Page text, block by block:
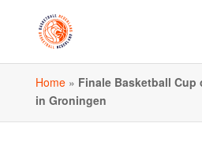
Home» Finale Basketball Cup
in Groningen